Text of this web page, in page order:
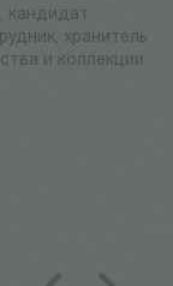
кандидат
хранитель
и коллекции